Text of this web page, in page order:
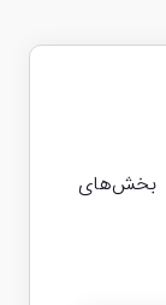
بخش‌های